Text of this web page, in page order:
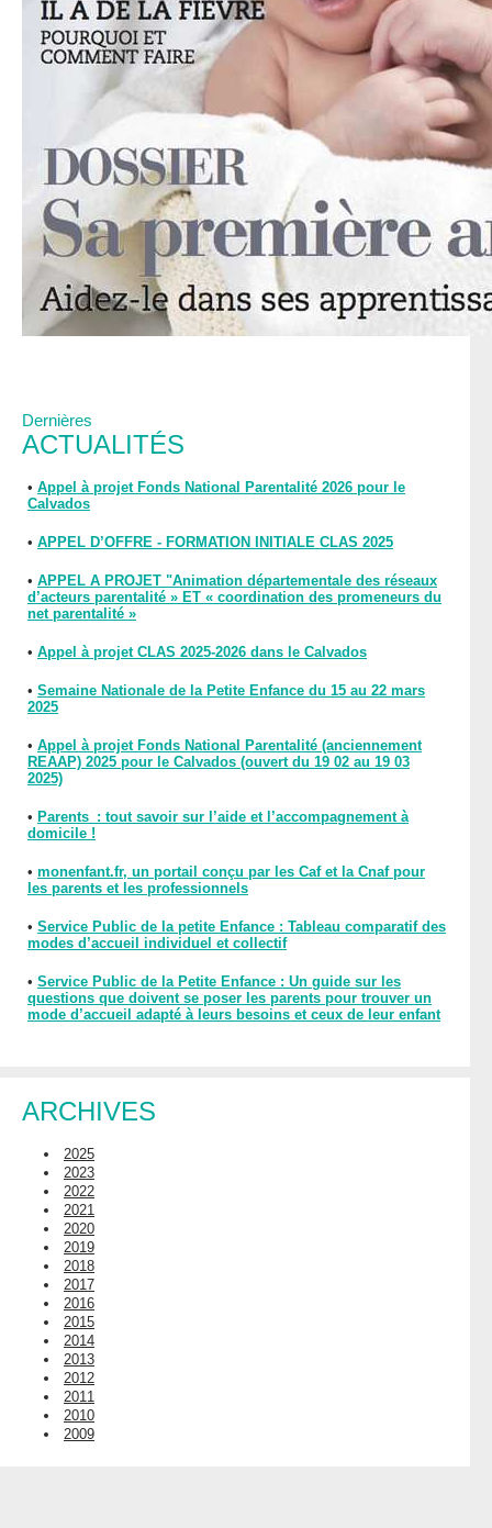
Dernières
ACTUALITÉS
• Appel à projet Fonds National Parentalité 2026 pour le
Calvados
• APPEL D’OFFRE - FORMATION INITIALE CLAS 2025
• APPEL A PROJET "Animation départementale des réseaux
d’acteurs parentalité » ET « coordination des promeneurs du
net parentalité »
• Appel à projet CLAS 2025-2026 dans le Calvados
• Semaine Nationale de la Petite Enfance du 15 au 22 mars
2025
• Appel à projet Fonds National Parentalité (anciennement
REAAP) 2025 pour le Calvados (ouvert du 19 02 au 19 03
2025)
• Parents : tout savoir sur l’aide et l’accompagnement à
domicile !
• monenfant.fr, un portail conçu par les Caf et la Cnaf pour
les parents et les professionnels
• Service Public de la petite Enfance : Tableau comparatif des
modes d’accueil individuel et collectif
• Service Public de la Petite Enfance : Un guide sur les
questions que doivent se poser les parents pour trouver un
mode d’accueil adapté à leurs besoins et ceux de leur enfant
ARCHIVES
2025
2023
2022
2021
2020
2019
2018
2017
2016
2015
2014
2013
2012
2011
2010
2009